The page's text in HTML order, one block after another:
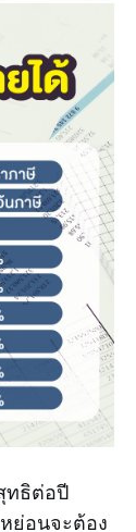
ทธิต่อปี
ย่อนจะต้อง